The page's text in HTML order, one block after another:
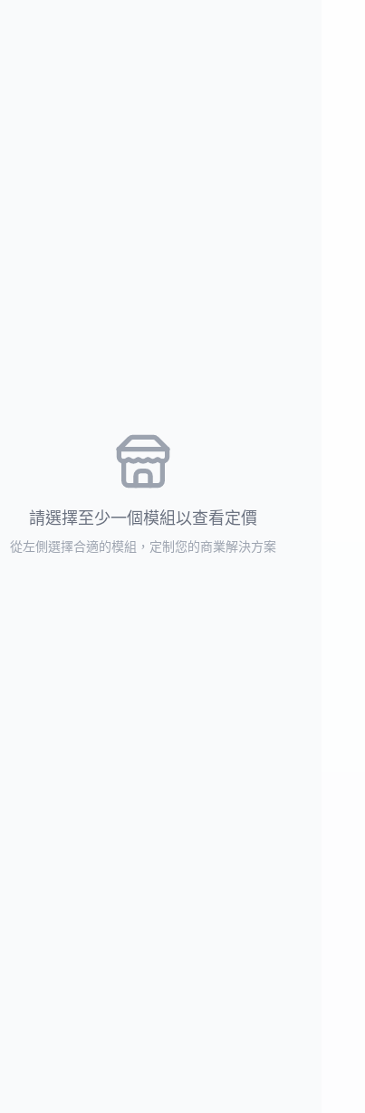
請選擇至少一個模組以查看定價
從左側選擇合適的模組，定制您的商業解決方案